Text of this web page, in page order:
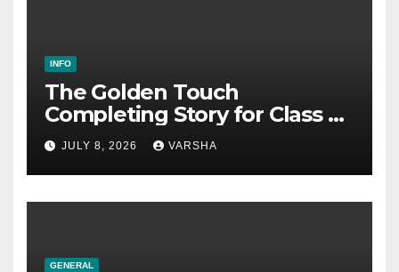
INFO
The Golden Touch
Completing Story for Class 5,
6, 7, 8, SSC & HSC
JULY 8, 2026 VARSHA
GENERAL